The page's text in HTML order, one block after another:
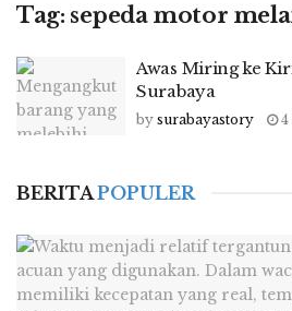
Tag: sepeda motor
Awas Miring ke
Surabaya
by surabayastory 4
BERITAPOPULER